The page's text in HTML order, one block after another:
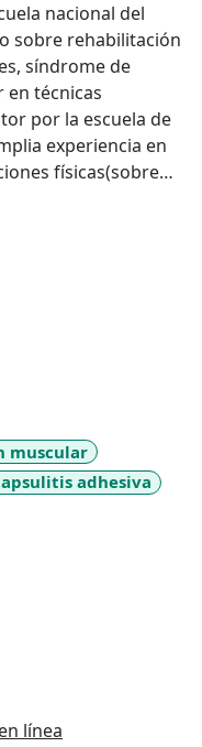
nacional del
sobre rehabilitación
síndrome de
técnicas
por la escuela de
experiencia en
físicas(sobre
del cuerpo) ,
con el sistema
muscular
adhesiva
línea